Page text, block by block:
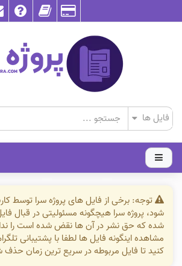
توجه: برخی از فایل های پروژه سرا توسط
شود، پروژه سرا هیچگونه مسئولیتی در قبال
شده که حق نشر در آن ها نقض شده است را
مشاهده اینگونه فایل ها لطفا با پشتیبانی تلگرام
کنید تا فایل مربوطه در سریع ترین زمان حذف